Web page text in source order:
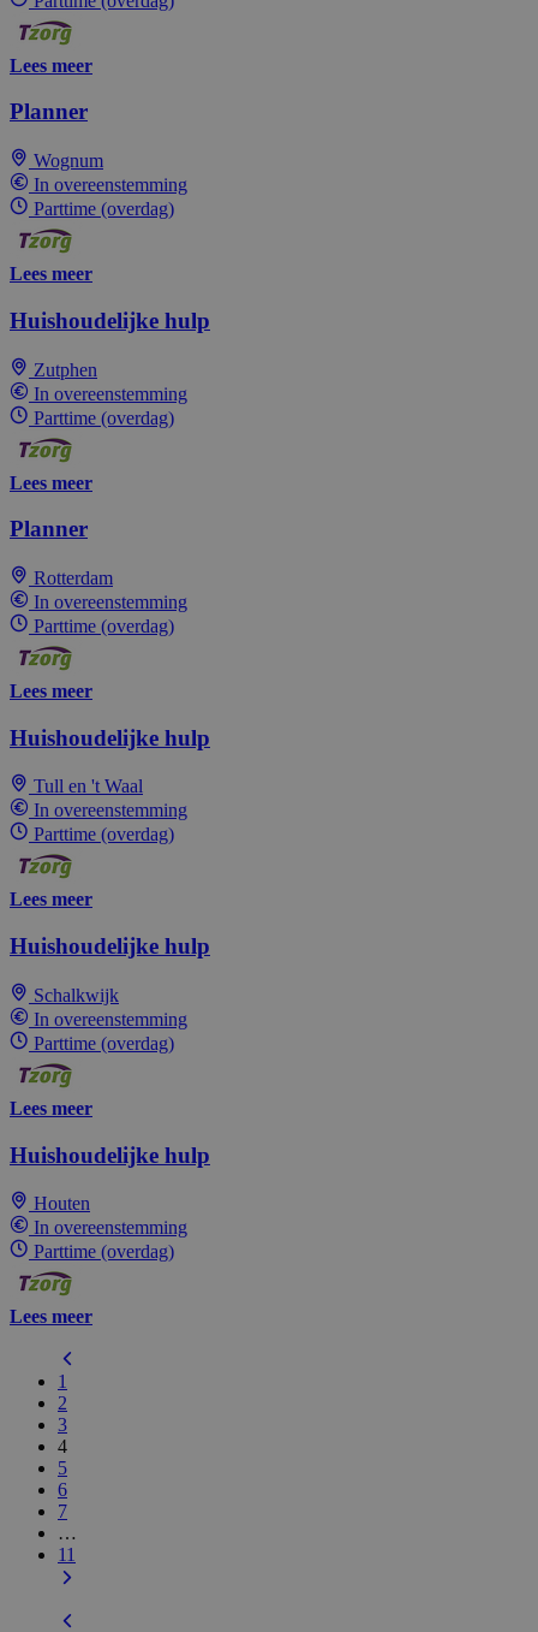
Lees meer
Planner
Wognum
In overeenstemming
Parttime (overdag)
Lees meer
Huishoudelijke hulp
Zutphen
In overeenstemming
Parttime (overdag)
Lees meer
Planner
Rotterdam
In overeenstemming
Parttime (overdag)
Lees meer
Huishoudelijke hulp
Tull en 't Waal
In overeenstemming
Parttime (overdag)
Lees meer
Huishoudelijke hulp
Schalkwijk
In overeenstemming
Parttime (overdag)
Lees meer
Huishoudelijke hulp
Houten
In overeenstemming
Parttime (overdag)
Lees meer
1
2
3
4
5
6
7
…
11